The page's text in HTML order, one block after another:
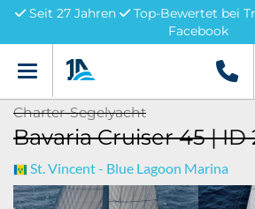
Seit 27 Jahren
Top-Bewertet bei
Facebook
Menü
Charter-Segelyacht
Bavaria Cruiser 45 | ID
St. Vincent - Blue Lagoon Marina